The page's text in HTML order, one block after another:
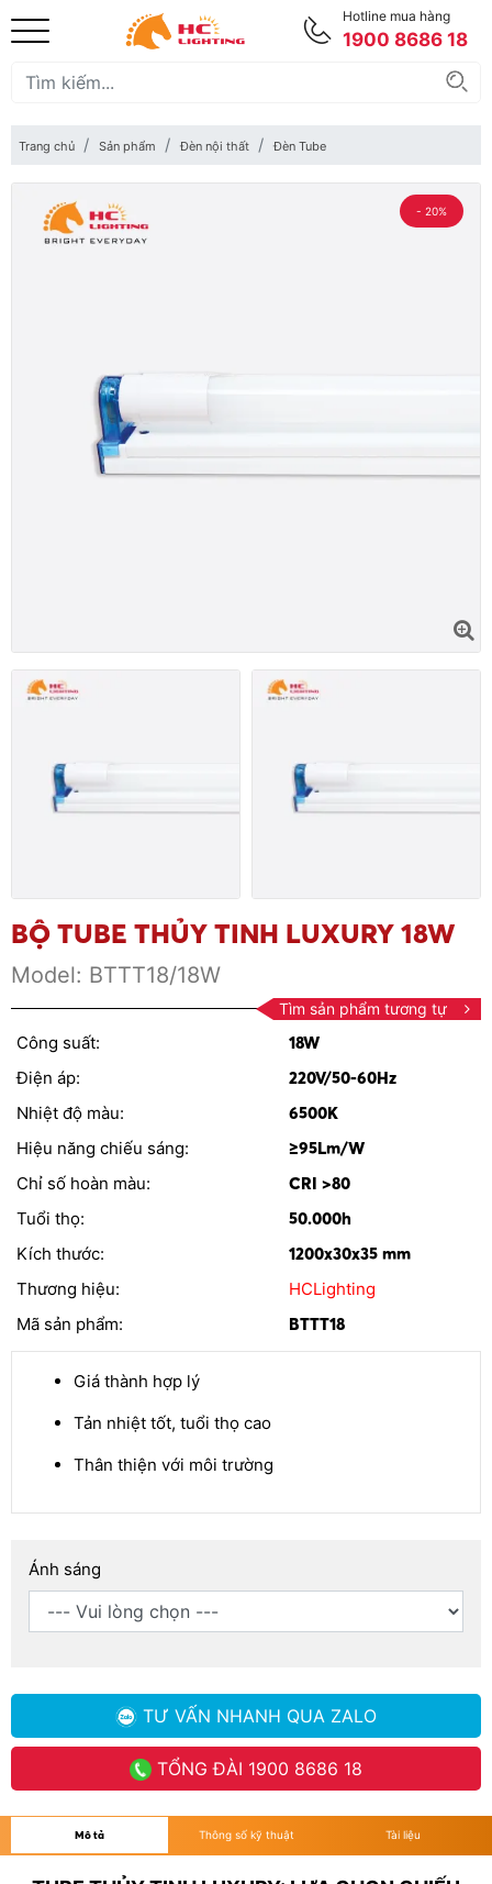
Hotline mua hàng
1900 8686 18
Trang chủ Sản phẩm Đèn nội thất Đèn Tube
- 20%
BỘ TUBE THỦY TINH LUXURY 18W
Model: BTTT18/18W
Tìm sản phẩm tương tự
Công suất:
18W
Điện áp:
220V/50-60Hz
Nhiệt độ màu:
6500K
Hiệu năng chiếu sáng:
≥95Lm/W
Chỉ số hoàn màu:
CRI >80
Tuổi thọ:
50.000h
Kích thước:
1200x30x35 mm
Thương hiệu:
HCLighting
Mã sản phẩm:
BTTT18
Giá thành hợp lý
Tản nhiệt tốt, tuổi thọ cao
Thân thiện với môi trường
Ánh sáng
TƯ VẤN NHANH QUA ZALO
TỔNG ĐÀI 1900 8686 18
Mô tả Thông số kỹ thuật Tài liệu